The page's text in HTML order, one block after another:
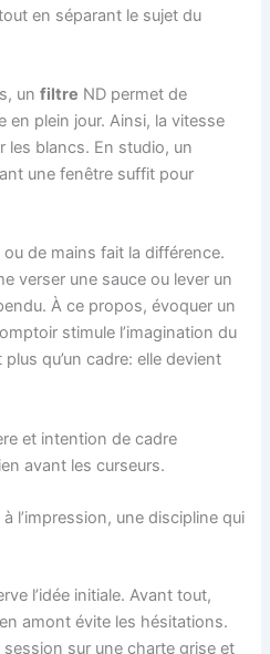
en séparant le sujet du
unfiltre ND permet de
en plein jour. Ainsi, la vitesse
les blancs. En studio, un
une fenêtre suffit pour
de mains fait la différence.
verser une sauce ou lever un
À ce propos, évoquer un
stimule l’imagination du
qu’un cadre: elle devient
et intention de cadre
avant les curseurs.
l’impression, une discipline qui
l’idée initiale. Avant tout,
en amont évite les hésitations.
sur une charte grise et